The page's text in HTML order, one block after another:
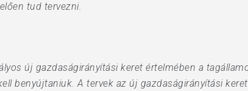
tud tervezni.
új gazdaságirányítási keret értelmében a
benyújtaniuk. A tervek az új gazdaságirányítási